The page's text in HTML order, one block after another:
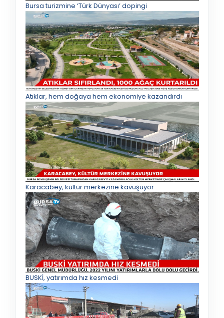
Bursa turizmine ‘Türk Dünyası’ dopingi
Atıklar, hem doğaya hem ekonomiye kazandırdı
Karacabey, kültür merkezine kavuşuyor
BUSKİ, yatırımda hız kesmedi